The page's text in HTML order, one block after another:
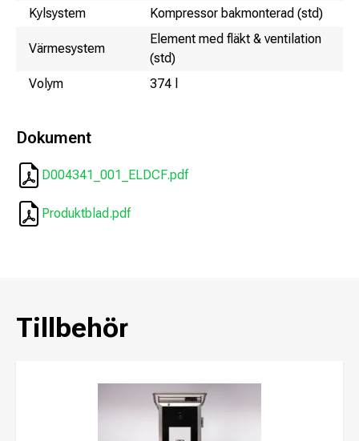
Kylsystem Kompressor bakmonterad (std)
Värmesystem
Element med fläkt & ventilation
(std)
Volym
374 l
Dokument
D004341_001_ELDCF.pdf
Produktblad.pdf
Tillbehör